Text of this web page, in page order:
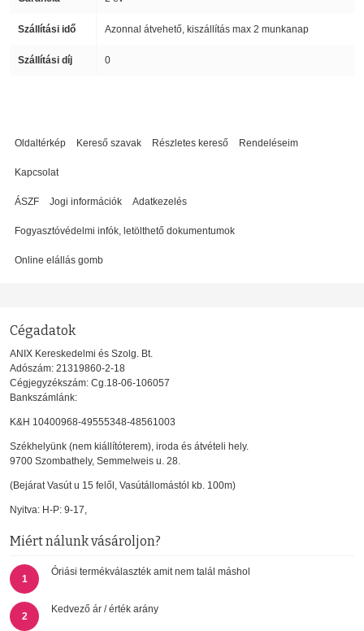
Szállítási idő Azonnal átvehető, kiszállítás max 2 munkanap
Szállítási díj 0
Oldaltérkép Kereső szavak Részletes kereső Rendeléseim
Kapcsolat
ÁSZF Jogi információk Adatkezelés
Fogyasztóvédelmi infók, letölthető dokumentumok
Online elállás gomb
Cégadatok
ANIX Kereskedelmi és Szolg. Bt.
Adószám: 21319860-2-18
Cégjegyzékszám: Cg.18-06-106057
Bankszámlánk:
K&H 10400968-49555348-48561003
Székhelyünk (nem kiállítóterem), iroda és átvételi hely.
9700 Szombathely, Semmelweis u. 28.
(Bejárat Vasút u 15 felől, Vasútállomástól kb. 100m)
Nyitva: H-P: 9-17,
Miért nálunk vásároljon?
1
Óriási termékválaszték amit nem talál máshol
2
Kedvező ár / érték arány